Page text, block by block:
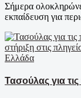
Σήμερα
εκπαίδευση για
Ελλάδα
Τασούλας για